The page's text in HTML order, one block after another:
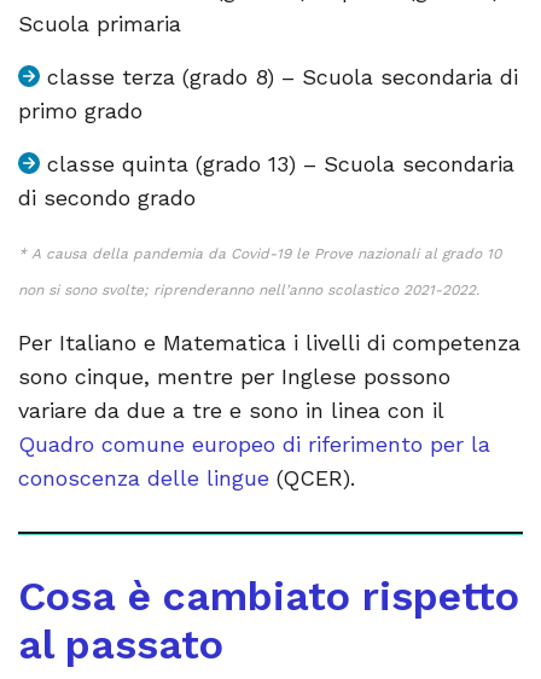
Scuola primaria
classe terza (grado 8) – Scuola secondaria di
primo grado
classe quinta (grado 13) – Scuola secondaria
di secondo grado
* A causa della pandemia da Covid-19 le Prove nazionali al grado 10
non si sono svolte; riprenderanno nell’anno scolastico 2021-2022.
Per Italiano e Matematica i livelli di competenza
sono cinque, mentre per Inglese possono
variare da due a tre e sono in linea con il
Quadro comune europeo di riferimento per la
conoscenza delle lingue (QCER).
Cosa è cambiato rispetto
al passato